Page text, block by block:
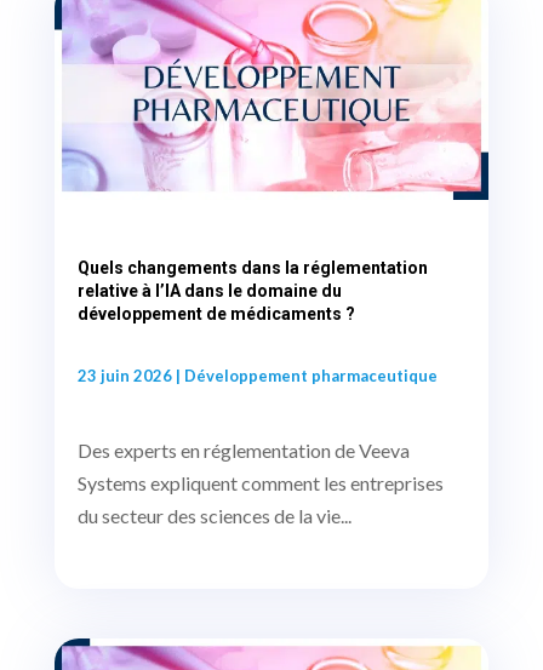
Quels changements dans la réglementation
relative à l’IA dans le domaine du
développement de médicaments ?
23 juin 2026| Développement pharmaceutique
Des experts en réglementation de Veeva
Systems expliquent comment les entreprises
du secteur des sciences de la vie...